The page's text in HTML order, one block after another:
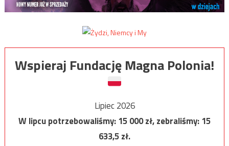
Wspieraj Fundację Magna Polonia!
Lipiec 2026
W lipcu potrzebowaliśmy:15 000zł, zebraliśmy:15
633,5zł.